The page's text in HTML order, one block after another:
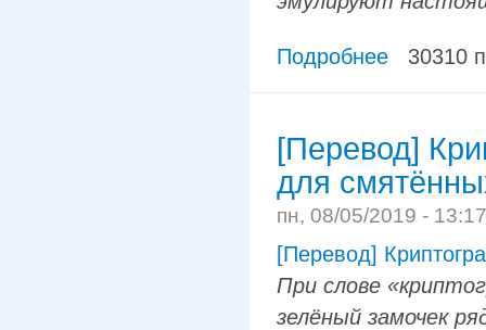
Подробнее 30310
[Перевод]
для
пн, 08/05/2019 -
[Перевод]
При слове
зелёный замочек